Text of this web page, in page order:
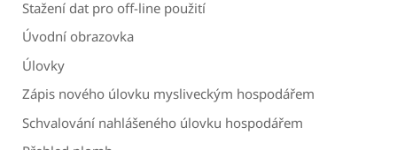
Stažení dat pro off-line použití
Úvodní obrazovka
Úlovky
Zápis nového úlovku mysliveckým hospodářem
Schvalování nahlášeného úlovku hospodářem